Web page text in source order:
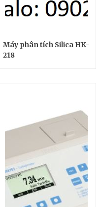
Máy phân tích Silica HK-
218